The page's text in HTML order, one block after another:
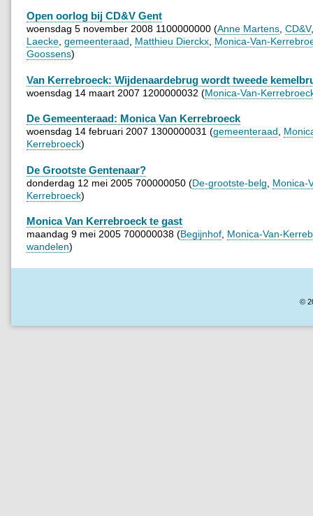
Open oorlog bij CD&V Gent
woensdag 5 november 2008 1100000000 (Anne Martens CD&V
Laecke gemeenteraad Matthieu Dierckx Monica-Van-
Goossens)
Van Kerrebroeck: Wijdenaardebrug wordt tweede
woensdag 14 maart 2007 1200000032 (Monica-Van-
De Gemeenteraad: Monica Van Kerrebroeck
woensdag 14 februari 2007 1300000031 (gemeenteraad
Kerrebroeck)
De Grootste Gentenaar?
donderdag 12 mei 2005 700000050 (De-grootste-belg
Monica-
Kerrebroeck)
Monica Van Kerrebroeck te gast
maandag 9 mei 2005 700000038 (Begijnhof Monica-Van-
wandelen)
©